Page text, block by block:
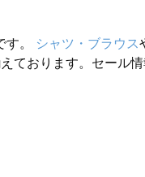
す。 シャツ・ブラウス
ております。セール